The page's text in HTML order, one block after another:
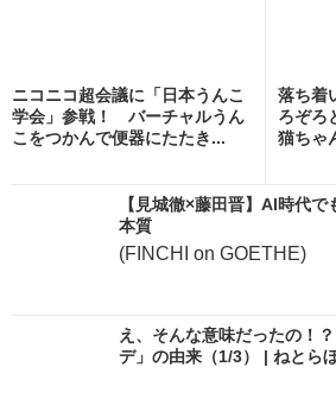
ニコニコ超会議に「日本うんこ
学会」参戦！ バーチャルうん
こをつかんで便器にたたき...
落ち着
ろぞろ
猫ちゃ
【見城徹×藤田晋】AI時代
本質
(FINCHI on GOETHE)
え、そんな意味だったの！
デ」の由来（1/3） | ねとら